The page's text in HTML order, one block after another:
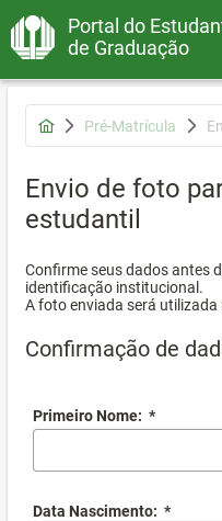
Portal do
de Graduação
Pré-Matrícula
Envio de foto
estudantil
Confirme seus dados antes
identificação institucional.
A foto enviada será
Confirmação de
Primeiro Nome: *
Data Nascimento: *